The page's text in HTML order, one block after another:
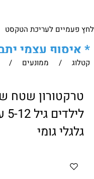
לחץ פעמיים לעריכת הטקסט
* איסוף עצמי
של הלקוח מול
ווטצאפ (
מענה טלפוני:
בין השעות 9:00-17:00
לחיצת כפתור
קטלוג / ממונעים /
גלגלי גומי